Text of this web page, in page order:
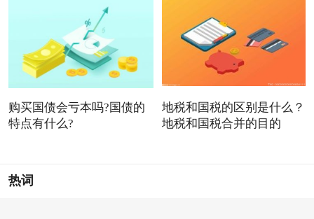
购买国债会亏本吗?国债的
特点有什么?
地税和国税的区别是什么？
地税和国税合并的目的
热词